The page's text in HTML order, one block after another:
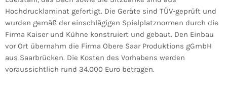
Hochdrucklaminat gefertigt. Die Geräte sind TÜV-geprüft und
wurden gemäß der einschlägigen Spielplatznormen durch die
Firma Kaiser und Kühne konstruiert und gebaut. Den Einbau
vor Ort übernahm die Firma Obere Saar Produktions gGmbH
aus Saarbrücken. Die Kosten des Vorhabens werden
voraussichtlich rund 34.000 Euro betragen.